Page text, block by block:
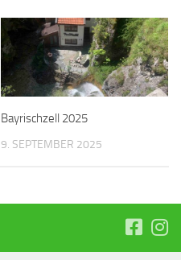
Bayrischzell 2025
9. SEPTEMBER 2025